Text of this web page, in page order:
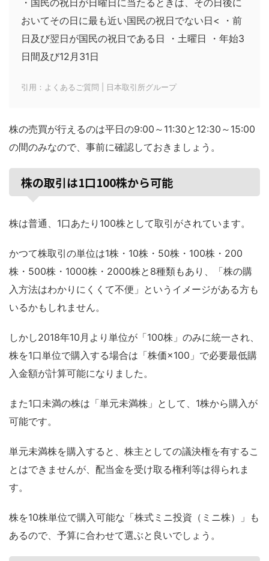
おいてその日に最も近い国民の祝日でない日< ・前
日及び翌日が国民の祝日である日 ・土曜日 ・年始3
日間及び12月31日
引用：よくあるご質問 | 日本取引所グループ
株の売買が行えるのは平日の9:00～11:30と12:30～15:00
の間のみなので、事前に確認しておきましょう。
株の取引は1口100株から可能
株は普通、1口あたり100株として取引がされています。
かつて株取引の単位は1株・10株・50株・100株・200
株・500株・1000株・2000株と8種類もあり、「株の購
入方法はわかりにくくて不便」というイメージがある方も
いるかもしれません。
しかし2018年10月より単位が「100株」のみに統一され、
株を1口単位で購入する場合は「株価×100」で必要最低購
入金額が計算可能になりました。
また1口未満の株は「単元未満株」として、1株から購入が
可能です。
単元未満株を購入すると、株主としての議決権を有するこ
とはできませんが、配当金を受け取る権利等は得られま
す。
株を10株単位で購入可能な「株式ミニ投資（ミニ株）」も
あるので、予算に合わせて選ぶと良いでしょう。